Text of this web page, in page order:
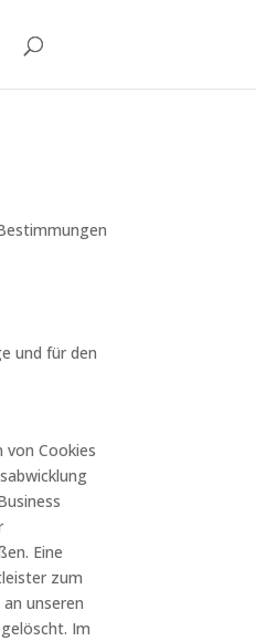
und für den
von Cookies
Eine
zum
unseren
Im